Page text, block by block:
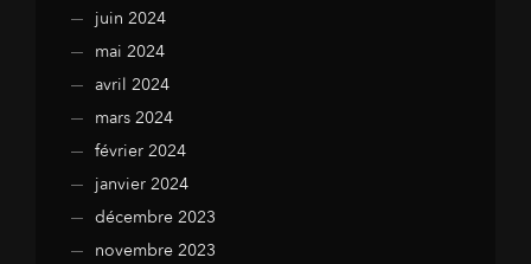
juin 2024
mai 2024
avril 2024
mars 2024
février 2024
janvier 2024
décembre 2023
novembre 2023